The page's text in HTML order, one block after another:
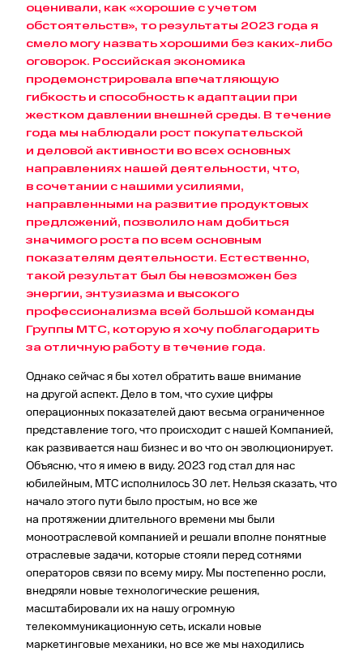
оценивали, как «хорошие с учетом
обстоятельств», то результаты 2023 года я
смело могу назвать хорошими без каких-либо
оговорок. Российская экономика
продемонстрировала впечатляющую
гибкость и способность к адаптации при
жестком давлении внешней среды. В течение
года мы наблюдали рост покупательской
и деловой активности во всех основных
направлениях нашей деятельности, что,
в сочетании с нашими усилиями,
направленными на развитие продуктовых
предложений, позволило нам добиться
значимого роста по всем основным
показателям деятельности. Естественно,
такой результат был бы невозможен без
энергии, энтузиазма и высокого
профессионализма всей большой команды
Группы МТС, которую я хочу поблагодарить
за отличную работу в течение года.
Однако сейчас я бы хотел обратить ваше внимание
на другой аспект. Дело в том, что сухие цифры
операционных показателей дают весьма ограниченное
представление того, что происходит с нашей Компанией,
как развивается наш бизнес и во что он эволюционирует.
Объясню, что я имею в виду. 2023 год стал для нас
юбилейным, МТС исполнилось 30 лет. Нельзя сказать, что
начало этого пути было простым, но все же
на протяжении длительного времени мы были
моноотраслевой компанией и решали вполне понятные
отраслевые задачи, которые стояли перед сотнями
операторов связи по всему миру. Мы постепенно росли,
внедряли новые технологические решения,
масштабировали их на нашу огромную
телекоммуникационную сеть, искали новые
маркетинговые механики, но все же мы находились